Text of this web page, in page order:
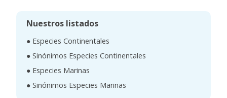
Nuestros listados
● Especies Continentales
● Sinónimos Especies Continentales
● Especies Marinas
● Sinónimos Especies Marinas